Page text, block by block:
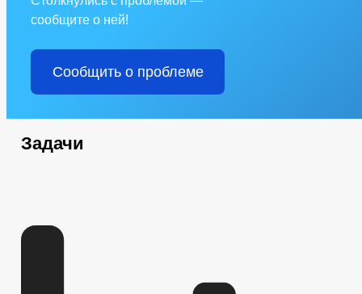
сообщите о ней!
Сообщить о проблеме
Задачи